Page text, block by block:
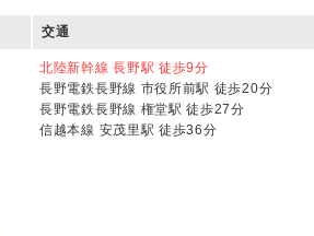
交通
北陸新幹線 長野駅 徒歩9分
長野電鉄長野線 市役所前駅 徒歩20分
長野電鉄長野線 権堂駅 徒歩27分
信越本線 安茂里駅 徒歩36分